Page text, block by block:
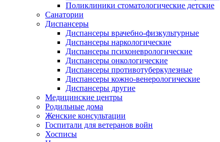
Поликлиники стоматологические детские
Санатории
Диспансеры
Диспансеры врачебно-физкультурные
Диспансеры наркологические
Диспансеры психоневрологические
Диспансеры онкологические
Диспансеры противотуберкулезные
Диспансеры кожно-венерологические
Диспансеры другие
Медицинские центры
Родильные дома
Женские консультации
Госпитали для ветеранов войн
Хосписы